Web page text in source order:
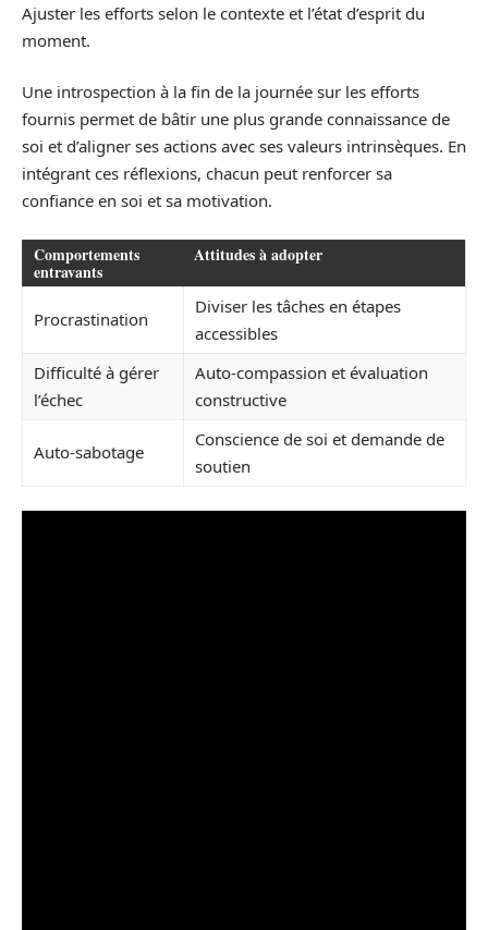
Ajuster les efforts selon le contexte et l’état d’esprit du
moment.
Une introspection à la fin de la journée sur les efforts
fournis permet de bâtir une plus grande connaissance de
soi et d’aligner ses actions avec ses valeurs intrinsèques. En
intégrant ces réflexions, chacun peut renforcer sa
confiance en soi et sa motivation.
Comportements
entravants
Attitudes à adopter
Procrastination
Diviser les tâches en étapes
accessibles
Difficulté à gérer
l’échec
Auto-compassion et évaluation
constructive
Auto-sabotage
Conscience de soi et demande de
soutien